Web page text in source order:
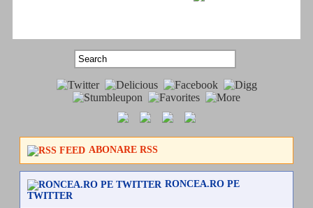
ABONARE RSS
RONCEA.RO PE
TWITTER